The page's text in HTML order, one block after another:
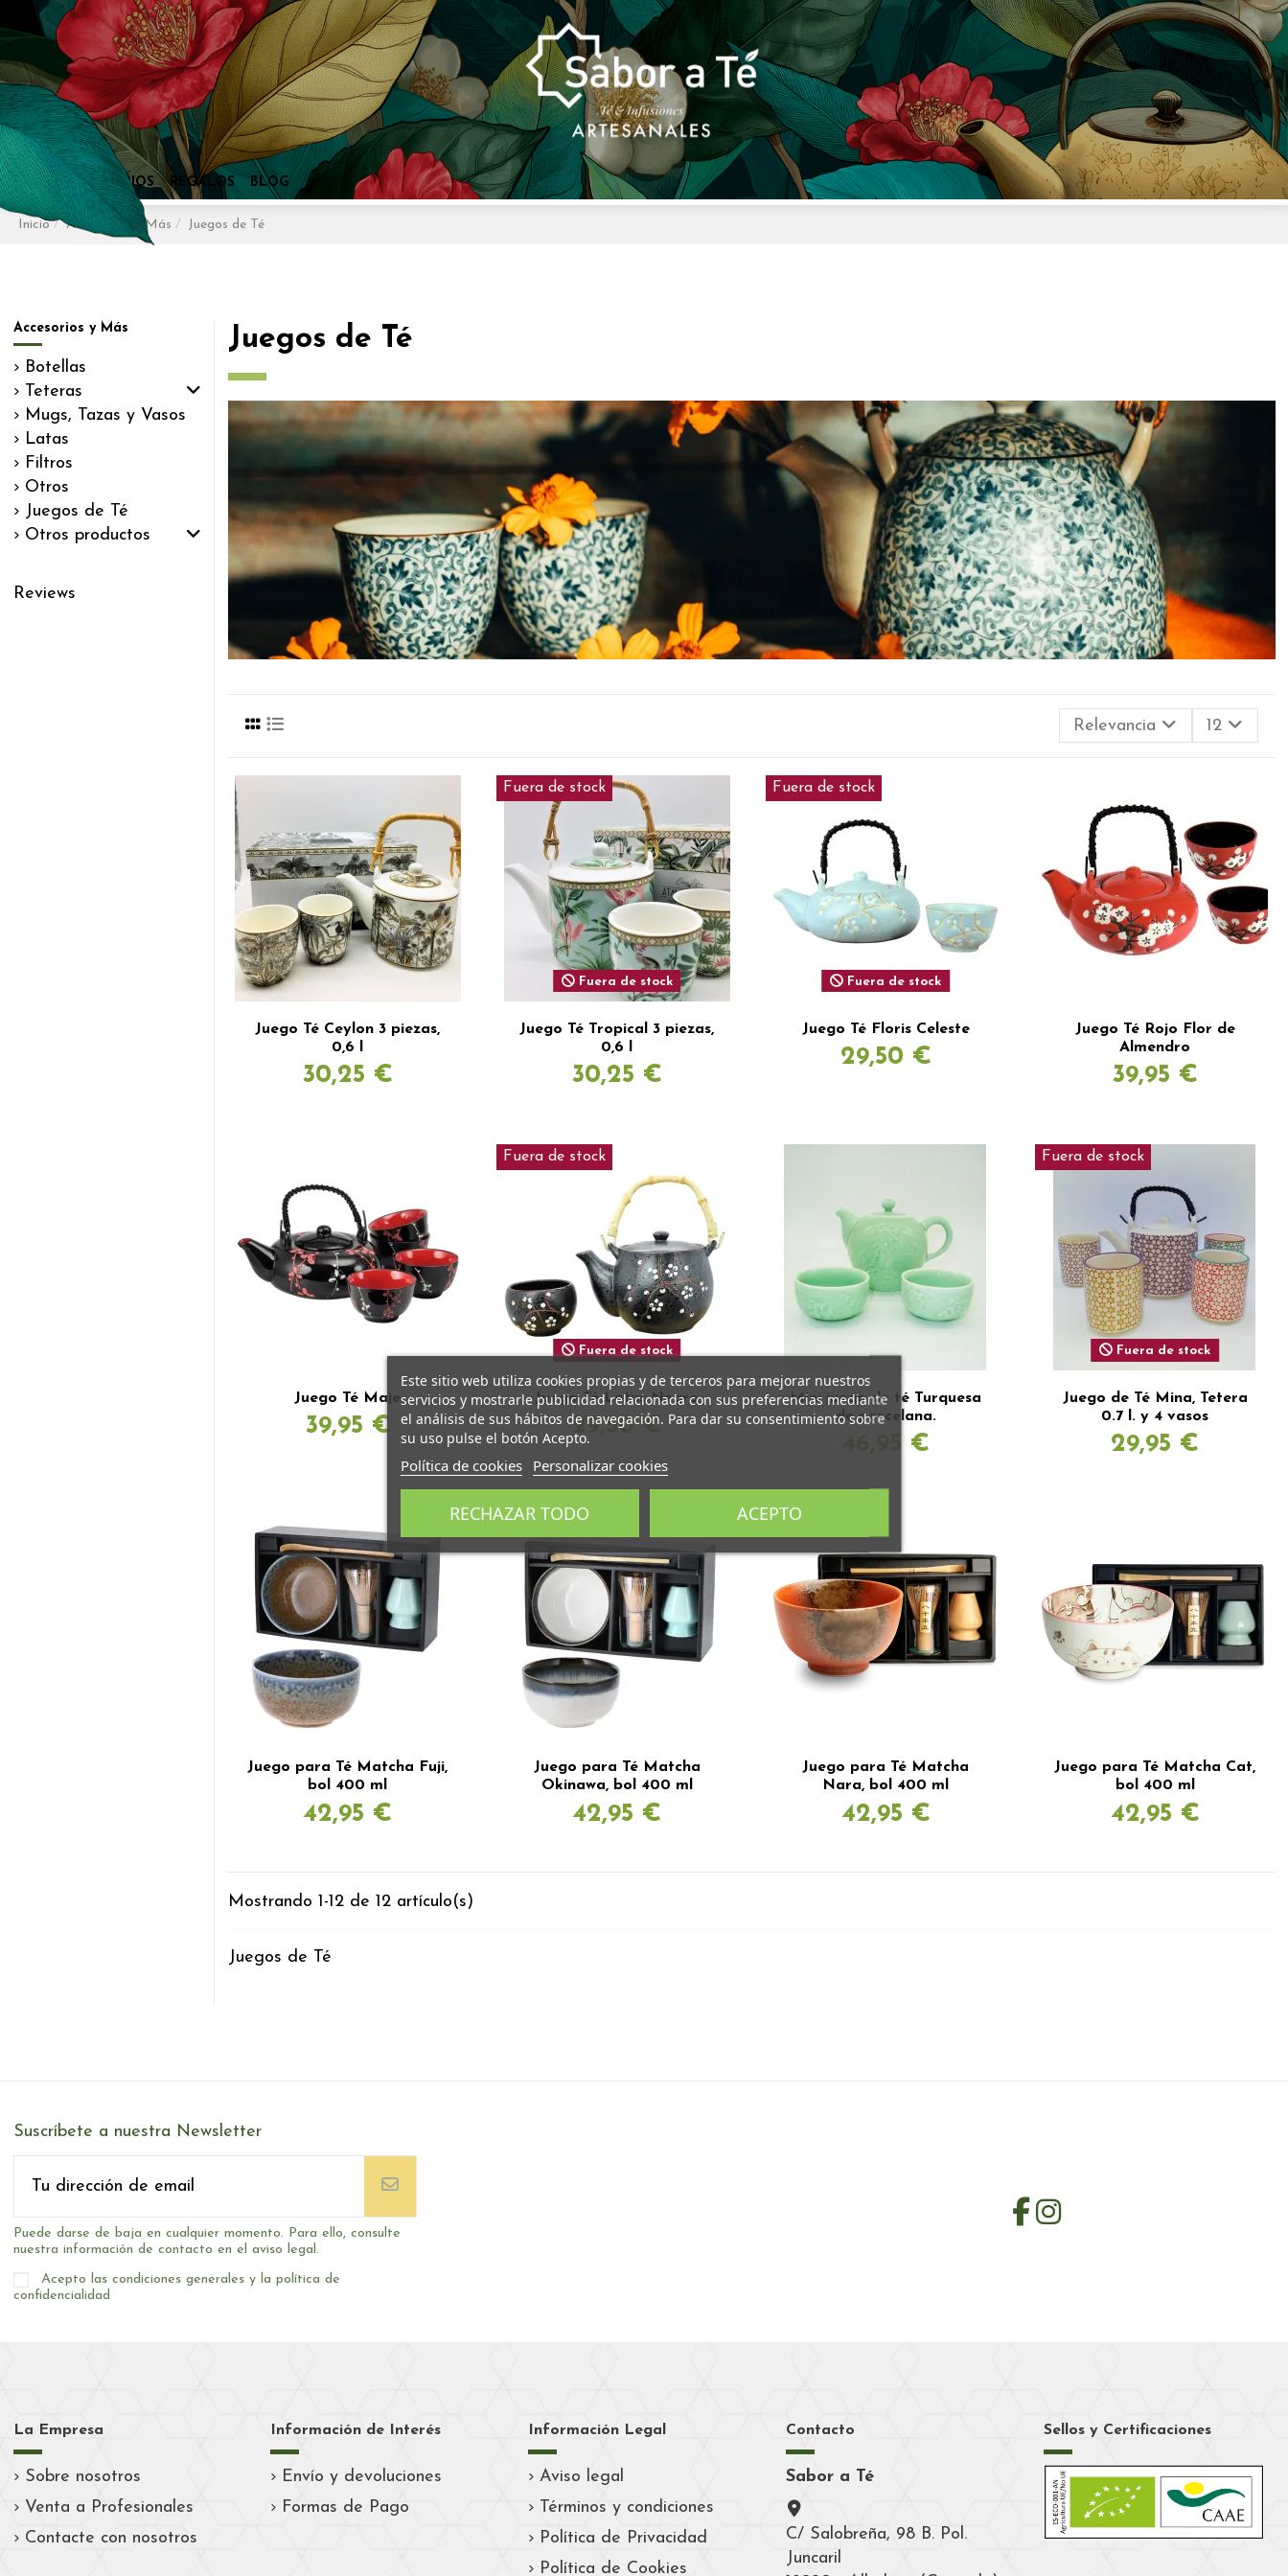
Inicio Accesorios y Más Juegos de Té
Juegos de Té
Relevancia 12
Juego Té Ceylon 3 piezas,
0,6 l
30,25 €
Fuera de stock
Fuera de stock
Juego Té Tropical 3 piezas,
0,6 l
30,25 €
Fuera de stock
Fuera de stock
Juego Té Floris Celeste
29,50 €
Juego Té Rojo Flor de
Almendro
39,95 €
Juego Té Maje
39,95 €
Fuera de stock
Fuera de stock
Juego Té Lotus Negro
29,50 €
Mini juego de té Turquesa
de porcelana.
46,95 €
Fuera de stock
Fuera de stock
Juego de Té Mina, Tetera
0.7 l. y 4 vasos
29,95 €
Juego para Té Matcha Fuji,
bol 400 ml
42,95 €
Juego para Té Matcha
Okinawa, bol 400 ml
42,95 €
Juego para Té Matcha
Nara, bol 400 ml
42,95 €
Juego para Té Matcha Cat,
bol 400 ml
42,95 €
Mostrando 1-12 de 12 artículo(s)
Juegos de Té
Accesorios y Más
Botellas
Teteras
Mugs, Tazas y Vasos
Latas
Filtros
Otros
Juegos de Té
Otros productos
Reviews
Suscríbete a nuestra Newsletter
Puede darse de baja en cualquier momento. Para ello, consulte
nuestra información de contacto en el aviso legal.
Acepto las condiciones generales y la política de
confidencialidad
La Empresa
Sobre nosotros
Venta a Profesionales
Contacte con nosotros
Información de Interés
Envío y devoluciones
Formas de Pago
Información Legal
Aviso legal
Términos y condiciones
Política de Privacidad
Política de Cookies
Contacto
Sabor a Té
C/ Salobreña, 98 B. Pol.
Juncaril
Sellos y Certificaciones
Este sitio web utiliza cookies propias y de terceros para mejorar nuestros
servicios y mostrarle publicidad relacionada con sus preferencias mediante
el análisis de sus hábitos de navegación. Para dar su consentimiento sobre
su uso pulse el botón Acepto.
Política de cookies Personalizar cookies
RECHAZAR TODO ACEPTO